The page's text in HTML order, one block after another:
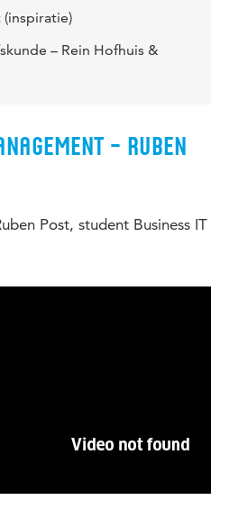
– Rein Hofhuis &
– RUBEN
Post, student Business IT